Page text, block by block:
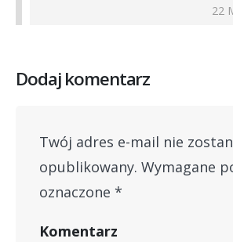
22
Dodaj komentarz
Twój adres e-mail nie
opublikowany. Wymagane
oznaczone *
Komentarz